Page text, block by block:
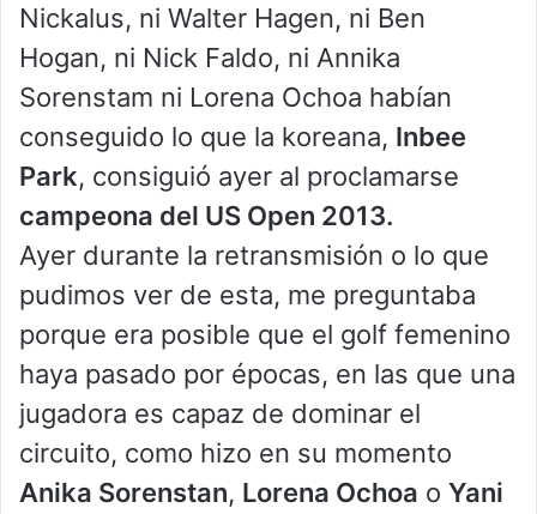
Nickalus, ni Walter Hagen, ni Ben
Hogan, ni Nick Faldo, ni Annika
Sorenstam ni Lorena Ochoa habían
conseguido lo que la koreana, Inbee
Park, consiguió ayer al proclamarse
campeona del US Open 2013.
Ayer durante la retransmisión o lo que
pudimos ver de esta, me preguntaba
porque era posible que el golf femenino
haya pasado por épocas, en las que una
jugadora es capaz de dominar el
circuito, como hizo en su momento
Anika Sorenstan, Lorena Ochoa o Yani